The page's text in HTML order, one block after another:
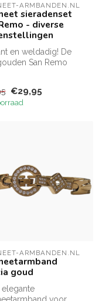
ARMBANDEN.NL
sieradenset
- diverse
en weldadig! De
San Remo
€29,95
ARMBANDEN.NL
goud
elegante